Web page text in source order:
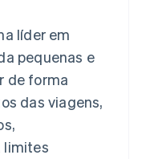
líder em
pequenas e
de forma
das viagens,
limites